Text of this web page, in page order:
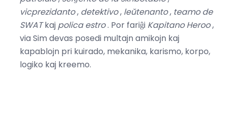
vicprezidanto, detektivo, leŭtenanto, teamo de
SWATkaj polica estro. Por fariĝi Kapitano Heroo,
via Sim devas posedi multajn amikojn kaj
kapablojn pri kuirado, mekanika, karismo, korpo,
logiko kaj kreemo.